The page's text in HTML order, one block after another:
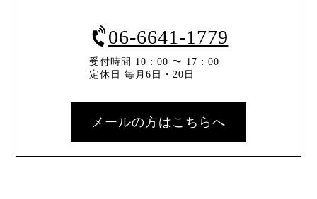
06-6641-1779
受付時間 10：00 〜 17：00
定休日 毎月6日・20日
メールの方はこちらへ